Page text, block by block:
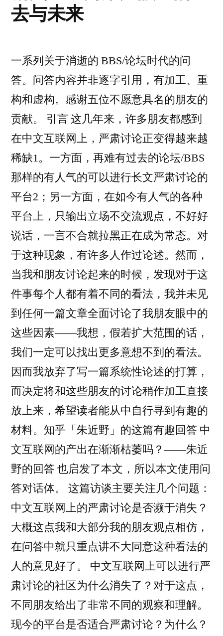
服
看
法
去与未来
一系列关于消逝的 BBS/论坛时代的问
答。问答内容并非逐字引用，有加工、重
构和虚构。感谢五位不愿意具名的朋友的
贡献。 引言 这几年来，许多朋友都感到
在中文互联网上，严肃讨论正变得越来越
稀缺1。一方面，再难有过去的论坛/BBS
那样的有人气的可以进行长文严肃讨论的
平台2；另一方面，在如今有人气的各种
平台上，只输出立场不交流观点，不好好
说话，一言不合就拉黑正在成为常态。对
于这种现象，有许多人作过论述。然而，
当我和朋友讨论起来的时候，发现对于这
件事每个人都有着不同的看法，我并未见
到任何一篇文章全面讨论了我朋友眼中的
这些因素——我想，假若扩大范围的话，
我们一定可以找出更多意想不到的看法。
因而我放弃了写一篇系统性论述的打算，
而决定将和这些朋友的讨论稍作加工直接
放上来，希望读者能从中自行寻到有趣的
材料。知乎「朱近野」的这篇有趣回答 中
文互联网的产出在渐渐枯萎吗？——朱近
野的回答 也启发了本文，所以本文使用问
答对话体。 这篇访谈主要关注几个问题：
中文互联网上的严肃讨论是否濒于消失？
大概这点我和大部分我的朋友观点相仿，
在问答中就只重点讲不大同意这种看法的
人的意见好了。 中文互联网上可以进行严
肃讨论的社区为什么消失了？对于这点，
不同朋友给出了非常不同的观察和理解。
现今的平台是否适合严肃讨论？为什么？